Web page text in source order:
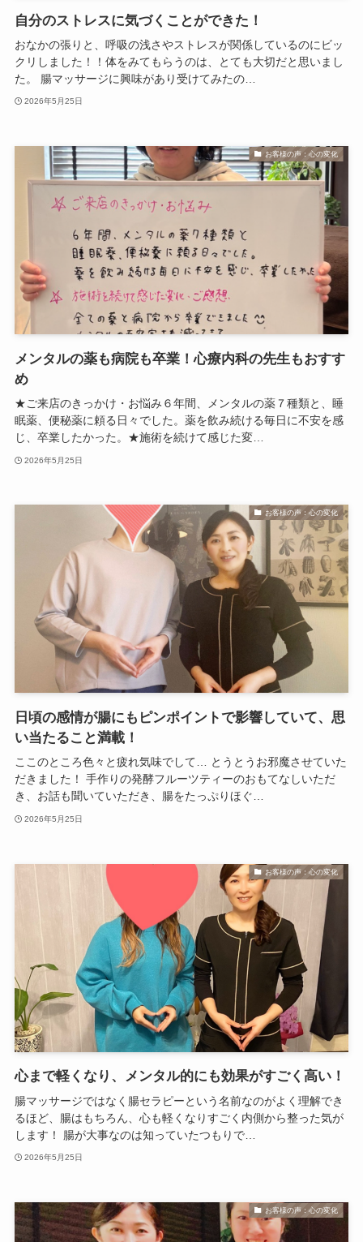
自分のストレスに気づくことができた！
おなかの張りと、呼吸の浅さやストレスが関係しているのにビッ
クリしました！！体をみてもらうのは、とても大切だと思いまし
た。 腸マッサージに興味があり受けてみたの…
2026年5月25日
お客様の声：心の変化
メンタルの薬も病院も卒業！心療内科の先生もおすす
め
★ご来店のきっかけ・お悩み６年間、メンタルの薬７種類と、睡
眠薬、便秘薬に頼る日々でした。薬を飲み続ける毎日に不安を感
じ、卒業したかった。★施術を続けて感じた変…
2026年5月25日
お客様の声：心の変化
日頃の感情が腸にもピンポイントで影響していて、思
い当たること満載！
ここのところ色々と疲れ気味でして… とうとうお邪魔させていた
だきました！ 手作りの発酵フルーツティーのおもてなしいただ
き、お話も聞いていただき、腸をたっぷりほぐ…
2026年5月25日
お客様の声：心の変化
心まで軽くなり、メンタル的にも効果がすごく高い！
腸マッサージではなく腸セラピーという名前なのがよく理解でき
るほど、腸はもちろん、心も軽くなりすごく内側から整った気が
します！ 腸が大事なのは知っていたつもりで…
2026年5月25日
お客様の声：心の変化